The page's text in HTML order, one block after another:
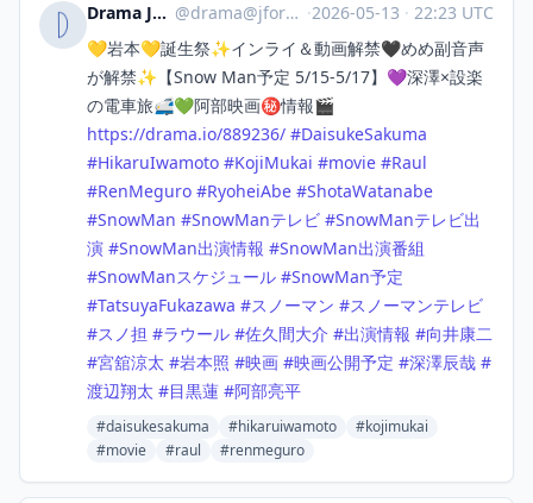
Drama Japan @drama@jforo.com ·2026-05-13 · 22:23 UTC
💛岩本💛誕生祭✨インライ＆動画解禁🖤めめ副音声
が解禁✨【Snow Man予定 5/15-5/17】💜深澤×設楽
の電車旅🚅💚阿部映画㊙️情報🎬
https://drama.io/889236/ #DaisukeSakuma
#HikaruIwamoto #KojiMukai #movie #Raul
#RenMeguro #RyoheiAbe #ShotaWatanabe
#SnowMan #SnowManテレビ #SnowManテレビ出
演 #SnowMan出演情報 #SnowMan出演番組
#SnowManスケジュール #SnowMan予定
#TatsuyaFukazawa #スノーマン #スノーマンテレビ
#スノ担 #ラウール #佐久間大介 #出演情報 #向井康二
#宮舘涼太 #岩本照 #映画 #映画公開予定 #深澤辰哉 #
渡辺翔太 #目黒蓮 #阿部亮平
#daisukesakuma #hikaruiwamoto
#kojimukai
#movie
#raul #renmeguro